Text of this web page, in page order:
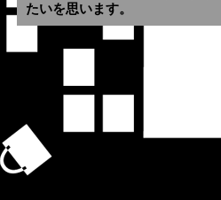
たいを思います。